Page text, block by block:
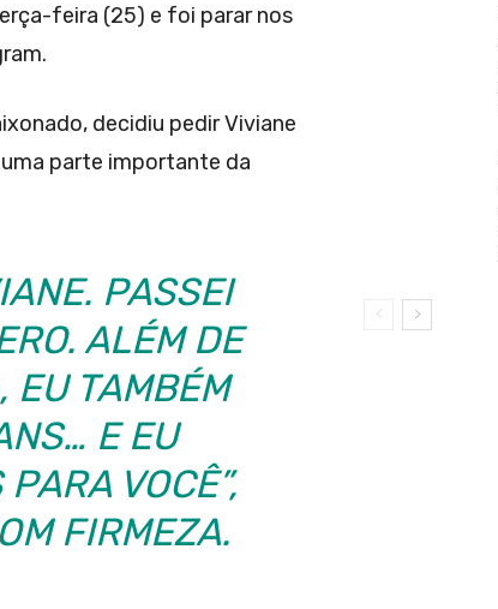
feira (25) e foi parar nos
decidiu pedir Viviane
uma parte importante da
PASSEI
ALÉM DE
EU TAMBÉM
E EU
VOCÊ”,
FIRMEZA.